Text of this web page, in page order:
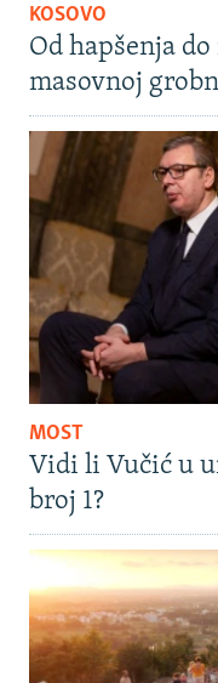
KOSOVO
Od hapšenja
masovnoj
MOST
Vidi li Vučić u
broj 1?